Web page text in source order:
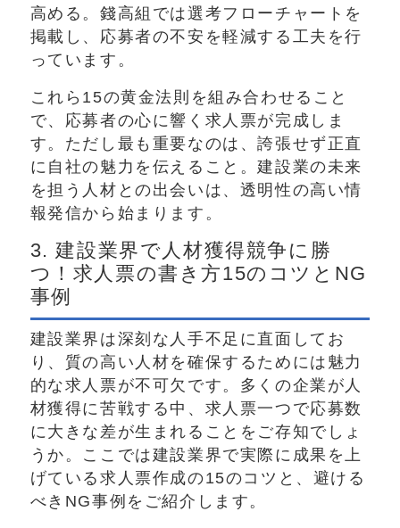
高める。錢高組では選考フローチャートを
掲載し、応募者の不安を軽減する工夫を行
っています。
これら15の黄金法則を組み合わせること
で、応募者の心に響く求人票が完成しま
す。ただし最も重要なのは、誇張せず正直
に自社の魅力を伝えること。建設業の未来
を担う人材との出会いは、透明性の高い情
報発信から始まります。
3. 建設業界で人材獲得競争に勝
つ！求人票の書き方15のコツとNG
事例
建設業界は深刻な人手不足に直面してお
り、質の高い人材を確保するためには魅力
的な求人票が不可欠です。多くの企業が人
材獲得に苦戦する中、求人票一つで応募数
に大きな差が生まれることをご存知でしょ
うか。ここでは建設業界で実際に成果を上
げている求人票作成の15のコツと、避ける
べきNG事例をご紹介します。